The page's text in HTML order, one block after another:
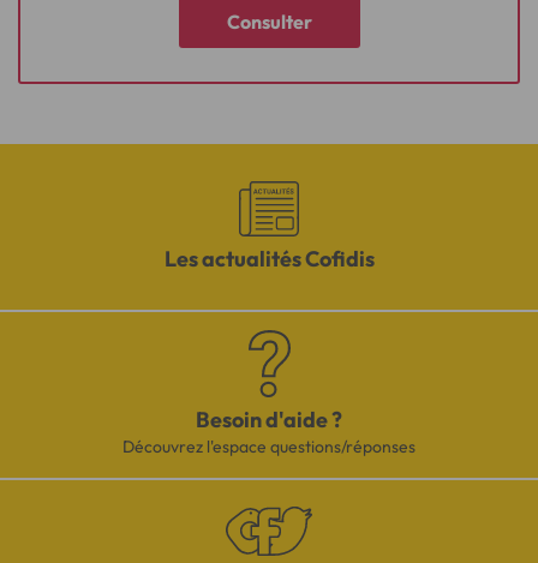
Consulter
Les actualités Cofidis
Besoin d'aide ?
Découvrez l'espace questions/réponses